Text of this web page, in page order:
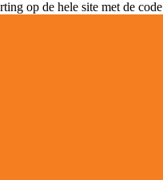
op de hele site met de code